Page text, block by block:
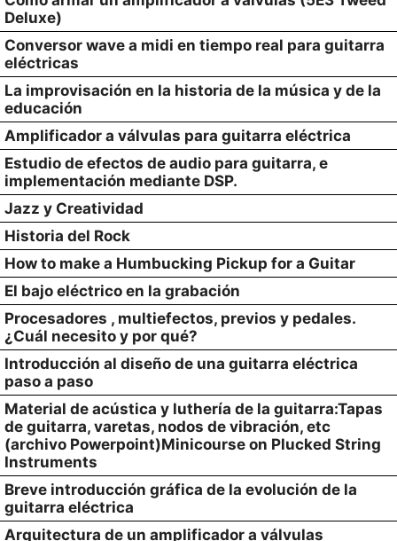
Deluxe)
Conversor wave a midi en tiempo real para guitarra
eléctricas
La improvisación en la historia de la música y de la
educación
Amplificador a válvulas para guitarra eléctrica
Estudio de efectos de audio para guitarra, e
implementación mediante DSP.
Jazz y Creatividad
Historia del Rock
How to make a Humbucking Pickup for a Guitar
El bajo eléctrico en la grabación
Procesadores , multiefectos, previos y pedales.
¿Cuál necesito y por qué?
Introducción al diseño de una guitarra eléctrica
paso a paso
Material de acústica y luthería de la guitarra:Tapas
de guitarra, varetas, nodos de vibración, etc
(archivo Powerpoint)Minicourse on Plucked String
Instruments
Breve introducción gráfica de la evolución de la
guitarra eléctrica
Arquitectura de un amplificador a válvulas